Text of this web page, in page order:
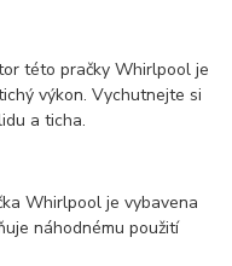
této pračky Whirlpool je
výkon. Vychutnejte si
a ticha.
Whirlpool je vybavena
náhodnému použití